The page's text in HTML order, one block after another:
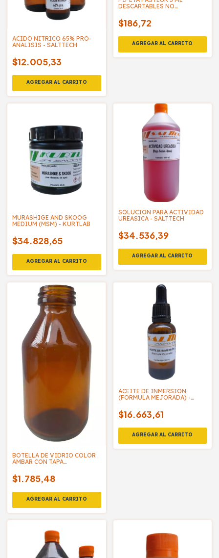
ACIDO NITRICO 65% PRO-
ANALISIS - SALTTECH
$12.005,33
DESCARTABLES NO
$186,72
MURASHIGE AND SKOOG
MEDIUM (MSM) - KURTLAB
$34.828,65
SOLUCION PARA ACTIVIDAD
UREASICA - SALTTECH
$34.536,39
BOTELLA DE VIDRIO COLOR
AMBAR CON TAPA
$1.785,48
ACEITE DE INMERSION
(FORMULA MEJORADA) -
$16.663,61